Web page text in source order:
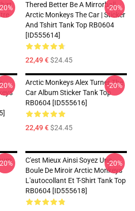
Thered Better Be A Mirrorball
Arctic Monkeys The Car | Sticker
And Tshirt Tank Top RB0604
[ID555614]
22,49 €$24.45
-20%
Arctic Monkeys Alex Turner The
Car Album Sticker Tank Top
RB0604 [ID555616]
22,49 €$24.45
-20%
C'est Mieux Ainsi Soyez Une
Boule De Miroir Arctic Monkeys
L'autocollant Et T-Shirt Tank Top
RB0604 [ID555618]
-20%